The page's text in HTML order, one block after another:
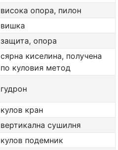
висока опора, пилон
вишка
защита, опора
сярна киселина, получена
по куловия метод
гудрон
кулов кран
вертикална сушилня
кулов подемник